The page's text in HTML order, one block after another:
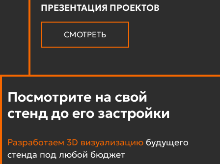
ПРЕЗЕНТАЦИЯ ПРОЕКТОВ
СМОТРЕТЬ
Посмотрите на свой
стенд до его застройки
Разработаем 3D визуализацию будущего
стенда под любой бюджет